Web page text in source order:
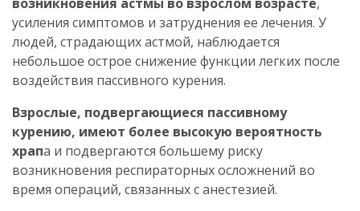
усиления симптомов и затруднения ее лечения. У
людей, страдающих астмой, наблюдается
небольшое острое снижение функции легких после
воздействия пассивного курения.
Взрослые, подвергающиеся пассивному
курению, имеют более высокую вероятность
храпа и подвергаются большему риску
возникновения респираторных осложнений во
время операций, связанных с анестезией.